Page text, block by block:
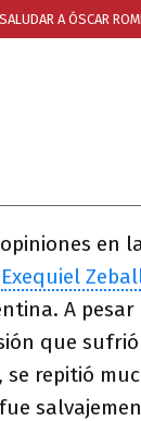
A ÓSCAR
en
Exequiel
A
que
se repitió